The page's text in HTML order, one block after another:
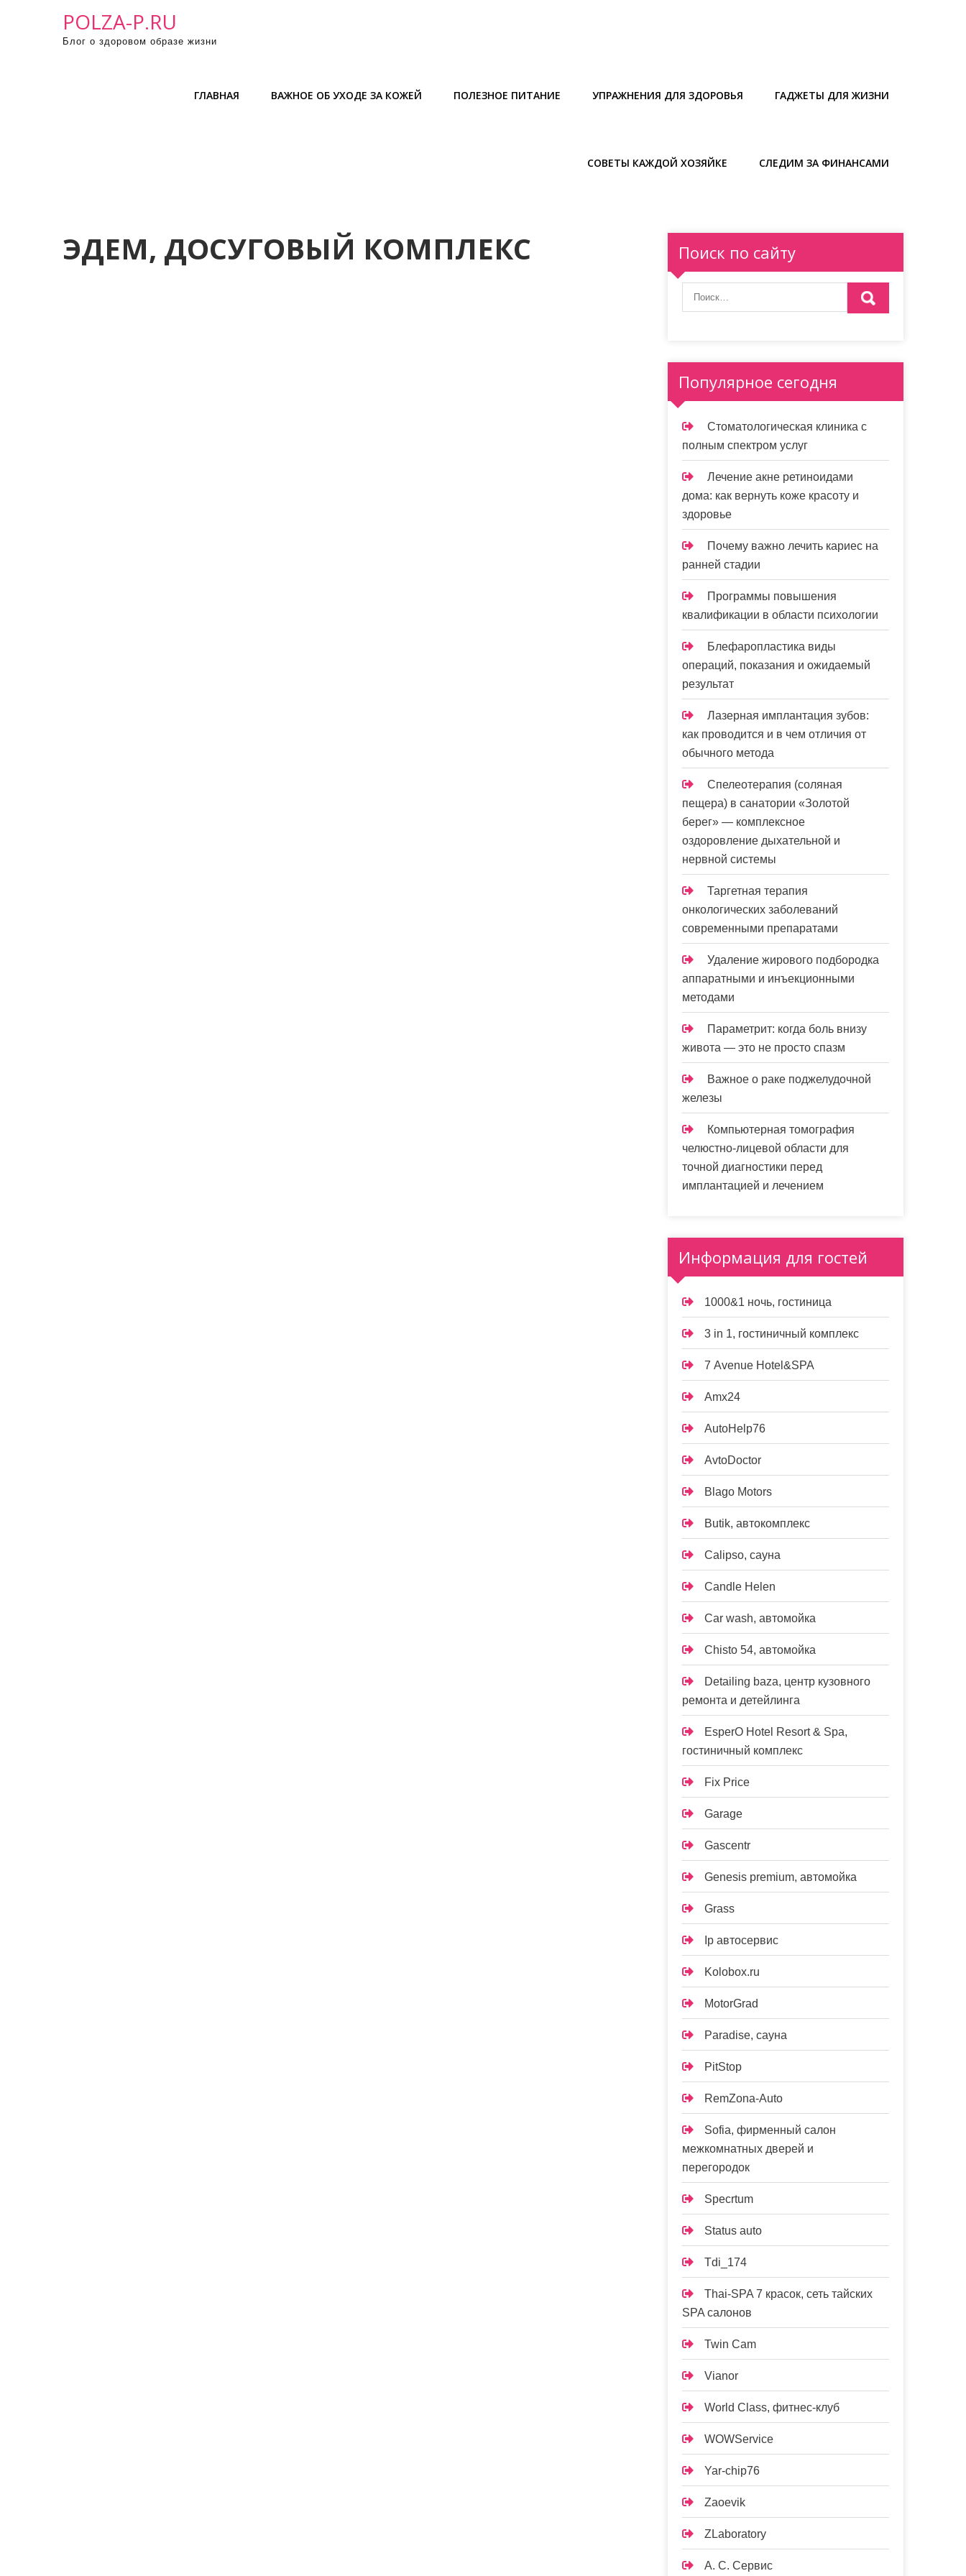
POLZA-P.RU
Блог о здоровом образе жизни
ГЛАВНАЯ ВАЖНОЕ ОБ УХОДЕ ЗА КОЖЕЙ ПОЛЕЗНОЕ ПИТАНИЕ УПРАЖНЕНИЯ ДЛЯ ЗДОРОВЬЯ ГАДЖЕТЫ ДЛЯ ЖИЗНИ
СОВЕТЫ КАЖДОЙ ХОЗЯЙКЕ СЛЕДИМ ЗА ФИНАНСАМИ
ЭДЕМ, ДОСУГОВЫЙ КОМПЛЕКС Поиск по сайту
Популярное сегодня
Стоматологическая клиника с
полным спектром услуг
Лечение акне ретиноидами
дома: как вернуть коже красоту и
здоровье
Почему важно лечить кариес на
ранней стадии
Программы повышения
квалификации в области психологии
Блефаропластика виды
операций, показания и ожидаемый
результат
Лазерная имплантация зубов:
как проводится и в чем отличия от
обычного метода
Спелеотерапия (соляная
пещера) в санатории «Золотой
берег» — комплексное
оздоровление дыхательной и
нервной системы
Таргетная терапия
онкологических заболеваний
современными препаратами
Удаление жирового подбородка
аппаратными и инъекционными
методами
Параметрит: когда боль внизу
живота — это не просто спазм
Важное о раке поджелудочной
железы
Компьютерная томография
челюстно-лицевой области для
точной диагностики перед
имплантацией и лечением
Информация для гостей
1000&1 ночь, гостиница
3 in 1, гостиничный комплекс
7 Avenue Hotel&SPA
Amx24
AutoHelp76
AvtoDoctor
Blago Motors
Butik, автокомплекс
Calipso, сауна
Candle Helen
Car wash, автомойка
Chisto 54, автомойка
Detailing baza, центр кузовного
ремонта и детейлинга
EsperO Hotel Resort & Spa,
гостиничный комплекс
Fix Price
Garage
Gascentr
Genesis premium, автомойка
Grass
Ip автосервис
Kolobox.ru
MotorGrad
Paradise, сауна
PitStop
RemZona-Auto
Sofia, фирменный салон
межкомнатных дверей и
перегородок
Specrtum
Status auto
Tdi_174
Thai-SPA 7 красок, сеть тайских
SPA салонов
Twin Cam
Vianor
World Class, фитнес-клуб
WOWService
Yar-chip76
Zaoevik
ZLaboratory
А. С. Сервис